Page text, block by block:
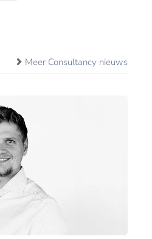
Meer Consultancy nieuws